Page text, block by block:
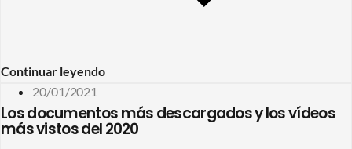
Continuar leyendo
20/01/2021
Los documentos más descargados y los vídeos
más vistos del 2020